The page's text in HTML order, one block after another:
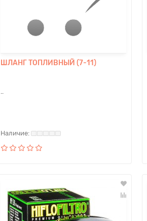
ШЛАНГ ТОПЛИВНЫЙ (7-11)
..